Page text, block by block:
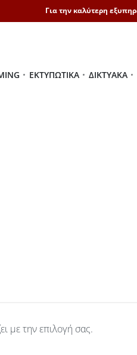
Για την καλύτερη
ΕΚΤΥΠΩΤΙΚΆ ΔΙΚΤΥΑΚΆ
με την επιλογή σας.